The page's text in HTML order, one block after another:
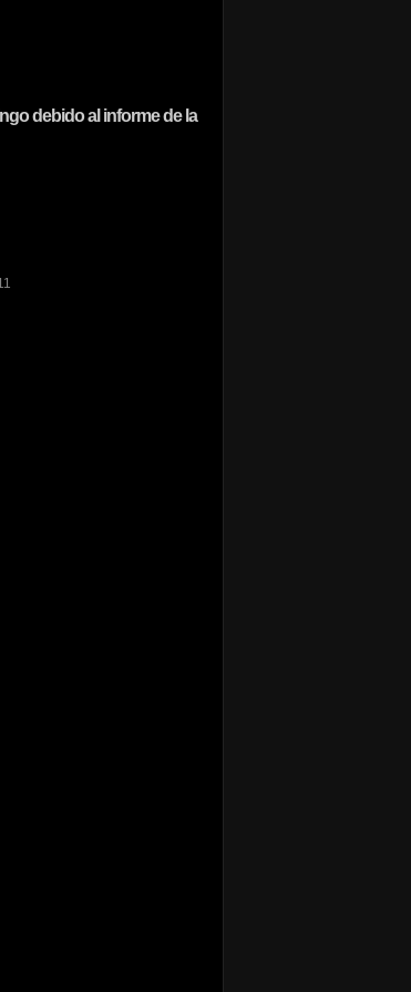
debido al informe de la